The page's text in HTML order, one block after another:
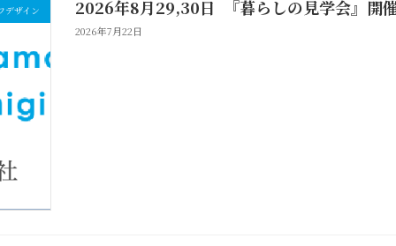
デザイン 2026年8月29,30日 『暮らしの見学会』開
2026年7月22日